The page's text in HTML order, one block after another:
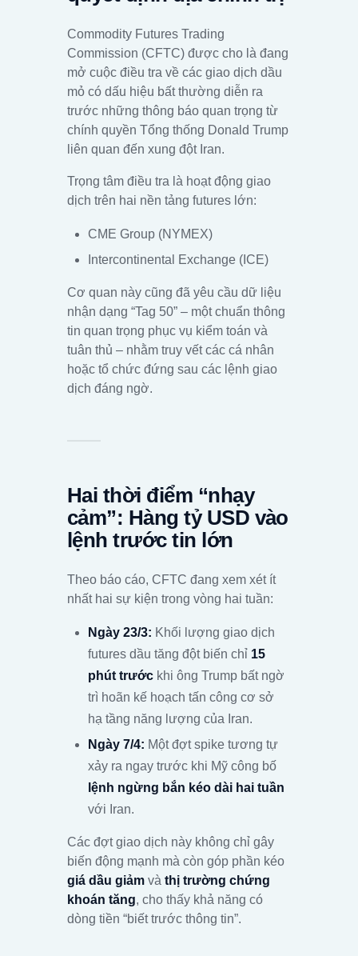
Commodity Futures Trading
Commission (CFTC) được cho là đang
mở cuộc điều tra về các giao dịch dầu
mỏ có dấu hiệu bất thường diễn ra
trước những thông báo quan trọng từ
chính quyền Tổng thống Donald Trump
liên quan đến xung đột Iran.
Trọng tâm điều tra là hoạt động giao
dịch trên hai nền tảng futures lớn:
CME Group (NYMEX)
Intercontinental Exchange (ICE)
Cơ quan này cũng đã yêu cầu dữ liệu
nhận dạng “Tag 50” – một chuẩn thông
tin quan trọng phục vụ kiểm toán và
tuân thủ – nhằm truy vết các cá nhân
hoặc tổ chức đứng sau các lệnh giao
dịch đáng ngờ.
Hai thời điểm “nhạy
cảm”: Hàng tỷ USD vào
lệnh trước tin lớn
Theo báo cáo, CFTC đang xem xét ít
nhất hai sự kiện trong vòng hai tuần:
Ngày 23/3: Khối lượng giao dịch
futures dầu tăng đột biến chỉ 15
phút trướckhi ông Trump bất ngờ
trì hoãn kế hoạch tấn công cơ sở
hạ tầng năng lượng của Iran.
Ngày 7/4: Một đợt spike tương tự
xảy ra ngay trước khi Mỹ công bố
lệnh ngừng bắn kéo dài hai tuần
với Iran.
Các đợt giao dịch này không chỉ gây
biến động mạnh mà còn góp phần kéo
giá dầu giảm và thị trường chứng
khoán tăng, cho thấy khả năng có
dòng tiền “biết trước thông tin”.